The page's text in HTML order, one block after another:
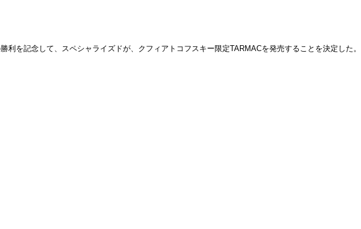
を記念して、スペシャライズドが、クフィアトコフスキー限定TARMACを発売することを決定した。